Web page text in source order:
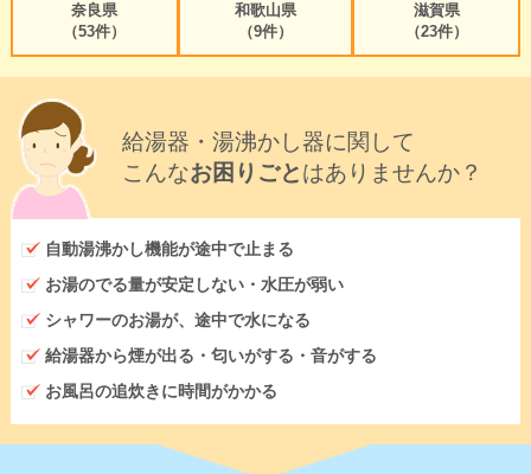
奈良県
（53件）
和歌山県
（9件）
滋賀県
（23件）
給湯器・湯沸かし器に関して
こんなお困りごとはありませんか？
自動湯沸かし機能が途中で止まる
お湯のでる量が安定しない・水圧が弱い
シャワーのお湯が、途中で水になる
給湯器から煙が出る・匂いがする・音がする
お風呂の追炊きに時間がかかる